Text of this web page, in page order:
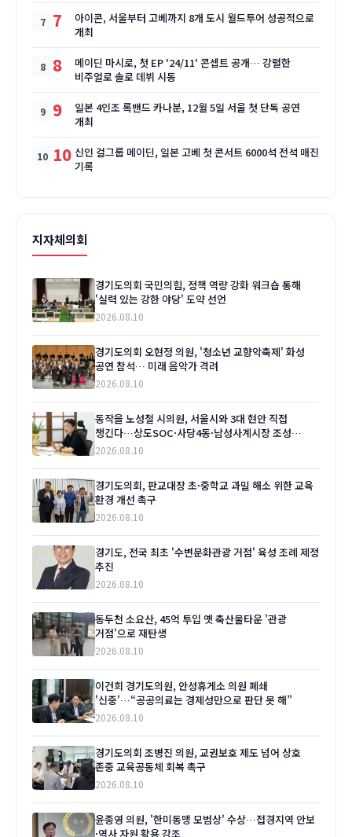
7
아이콘, 서울부터 고베까지 8개 도시 월드투어 성공적으로
개최
8
메이딘 마시로, 첫 EP '24/11' 콘셉트 공개… 강렬한
비주얼로 솔로 데뷔 시동
9
일본 4인조 록밴드 카나분, 12월 5일 서울 첫 단독 공연
개최
10 신인 걸그룹 메이딘, 일본 고베 첫 콘서트 6000석 전석 매진
기록
지자체의회
경기도의회 국민의힘, 정책 역량 강화 워크숍 통해
'실력 있는 강한 야당' 도약 선언
2026.08.10
경기도의회 오현정 의원, '청소년 교향악축제' 화성
공연 참석… 미래 음악가 격려
2026.08.10
동작을 노성철 시의원, 서울시와 3대 현안 직접
챙긴다…상도SOC·사당4동·남성사계시장 조성
'본격화'
2026.08.10
경기도의회, 판교대장 초·중학교 과밀 해소 위한 교육
환경 개선 촉구
2026.08.10
경기도, 전국 최초 '수변문화관광 거점' 육성 조례 제정
추진
2026.08.10
동두천 소요산, 45억 투입 옛 축산물타운 '관광
거점'으로 재탄생
2026.08.10
이건희 경기도의원, 안성휴게소 의원 폐쇄
'신중'…“공공의료는 경제성만으로 판단 못 해”
2026.08.10
경기도의회 조병진 의원, 교권보호 제도 넘어 상호
존중 교육공동체 회복 촉구
2026.08.10
윤종영 의원, '한미동맹 모범상' 수상…접경지역 안보
·역사 자원 활용 강조